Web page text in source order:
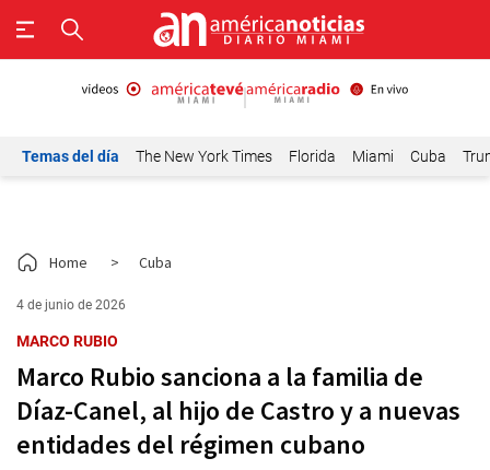
Temas del día The New York Times Florida Miami Cuba
Home > Cuba
4 de junio de 2026
MARCO RUBIO
Marco Rubio sanciona a la familia de
Díaz-Canel, al hijo de Castro y a nuevas
entidades del régimen cubano